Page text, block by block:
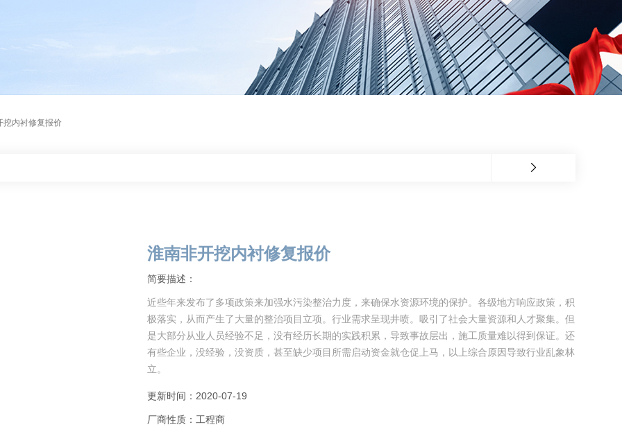
内衬修复报价
淮南非开挖内衬修复报价
简要描述：
近些年来发布了多项政策来加强水污染整治力度，来确保水资源环境的保护。各级地方响应政策，积
极落实，从而产生了大量的整治项目立项。行业需求呈现井喷。吸引了社会大量资源和人才聚集。但
是大部分从业人员经验不足，没有经历长期的实践积累，导致事故层出，施工质量难以得到保证。还
有些企业，没经验，没资质，甚至缺少项目所需启动资金就仓促上马，以上综合原因导致行业乱象林
立。
更新时间：2020-07-19
厂商性质：工程商